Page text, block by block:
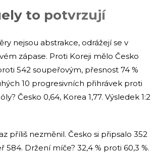
to potvrzují
nejsou abstrakce, odrážejí se v
zápase. Proti Koreji mělo Česko
542 soupeřovým, přesnost 74 %
10 progresivních přihrávek proti
Česko 0,64, Korea 1,77. Výsledek 1:2
příliš nezměnil. Česko si připsalo 352
584. Držení míče? 32,4 % proti 60,3 %.